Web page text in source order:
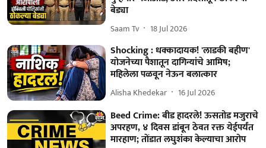
बेड्या
Saam Tv 18 Jul 2026
Shocking : धक्कादायक! 'लाडकी बहीण'
योजनेच्या पैशातून दागिन्यांचे आमिष;
महिलेला पळवून नेऊन बलात्कार
Alisha Khedekar 16 Jul 2026
Beed Crime: बीड हादरले! ऊसतोड मजुराचे
अपरहण, ४ दिवस डांबून ठेवत रक्त येईपर्यंत
मारहाण; तोंडात लघुशंका केल्याचा आरोप